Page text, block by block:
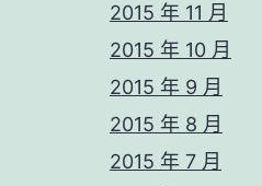
2015 年 11 月
2015 年 10 月
2015 年 9 月
2015 年 8 月
2015 年 7 月